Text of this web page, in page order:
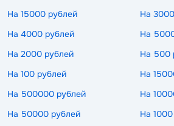
На 15000 рублей
На
На 4000 рублей
На
На 2000 рублей
На 500
На 100 рублей
На
На 500000 рублей
На
На 50000 рублей
На